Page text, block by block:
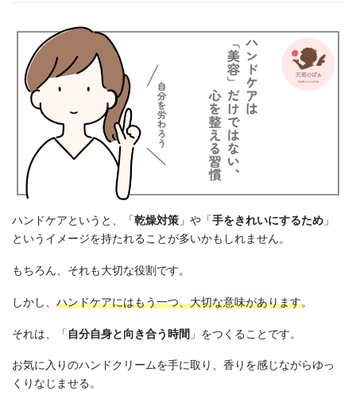
ハンドケアというと、「乾燥対策 」や「手をきれいにするため 」
というイメージを持たれることが多いかもしれません。
もちろん、それも大切な役割です。
しかし、 ハンドケアにはもう一つ、大切な意味があります。
それは、「 自分自身と向き合う時間 」をつくることです。
お気に入りのハンドクリームを手に取り、香りを感じながらゆっ
くりなじませる。